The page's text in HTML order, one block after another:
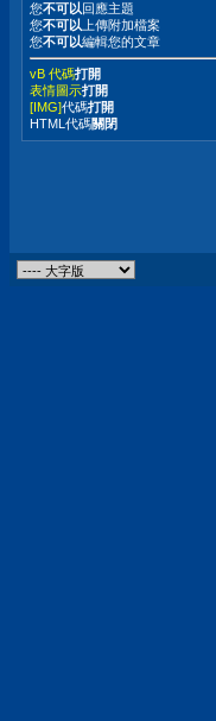
您不可以回應主題
您不可以 上傳附加檔案
您不可以編輯您的文章
vB 代碼打開
表情圖示打開
[IMG]代碼打開
HTML代碼關閉